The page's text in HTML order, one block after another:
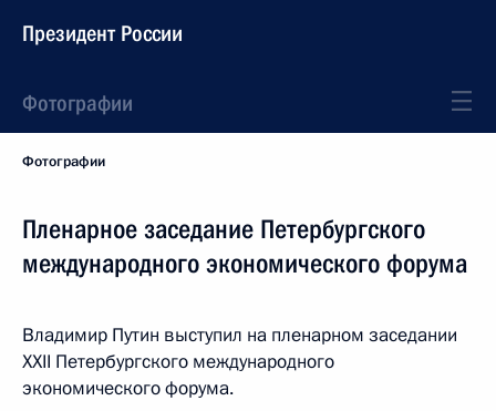
Президент России
Фотографии
Фотографии
Пленарное заседание Петербургского
международного экономического форума
Владимир Путин выступил на пленарном заседании
XXII Петербургского международного
экономического форума.